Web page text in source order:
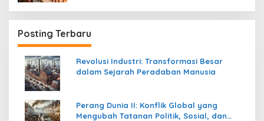
Posting Terbaru
Revolusi Industri: Transformasi Besar
dalam Sejarah Peradaban Manusia
Perang Dunia II: Konflik Global yang
Mengubah Tatanan Politik, Sosial, dan